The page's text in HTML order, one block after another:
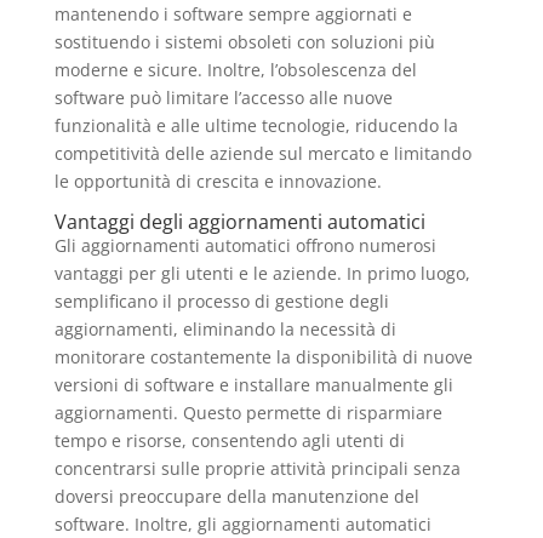
mantenendo i software sempre aggiornati e
sostituendo i sistemi obsoleti con soluzioni più
moderne e sicure. Inoltre, l’obsolescenza del
software può limitare l’accesso alle nuove
funzionalità e alle ultime tecnologie, riducendo la
competitività delle aziende sul mercato e limitando
le opportunità di crescita e innovazione.
Vantaggi degli aggiornamenti automatici
Gli aggiornamenti automatici offrono numerosi
vantaggi per gli utenti e le aziende. In primo luogo,
semplificano il processo di gestione degli
aggiornamenti, eliminando la necessità di
monitorare costantemente la disponibilità di nuove
versioni di software e installare manualmente gli
aggiornamenti. Questo permette di risparmiare
tempo e risorse, consentendo agli utenti di
concentrarsi sulle proprie attività principali senza
doversi preoccupare della manutenzione del
software. Inoltre, gli aggiornamenti automatici